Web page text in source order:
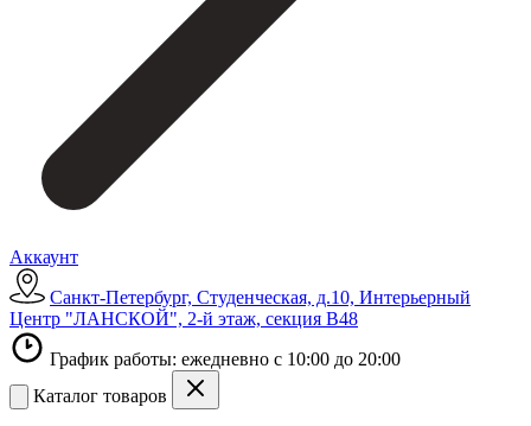
Аккаунт
Санкт-Петербург, Студенческая, д.10, Интерьерный
Центр "ЛАНСКОЙ", 2-й этаж, секция В48
График работы: ежедневно с 10:00 до 20:00
Каталог товаров